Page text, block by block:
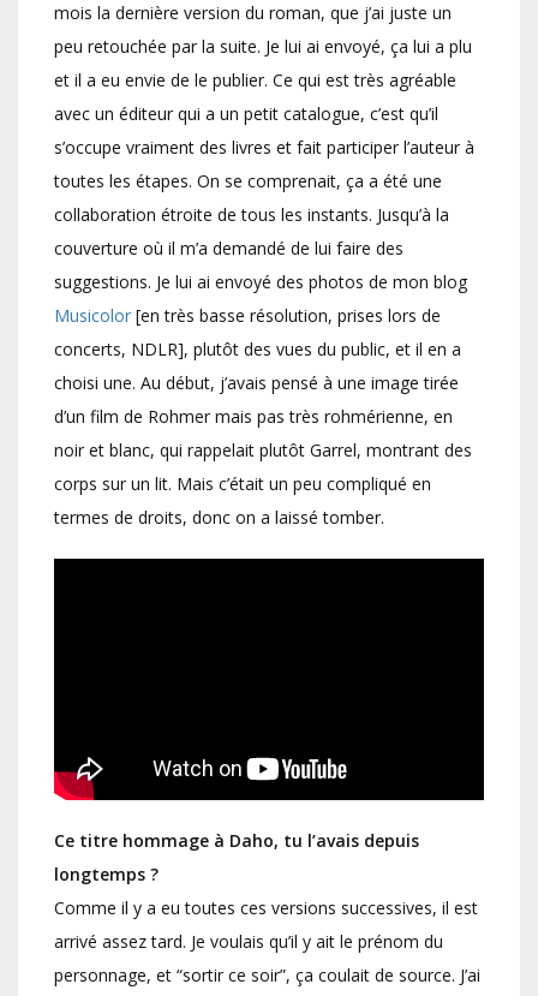
mois la dernière version du roman, que j’ai juste un
peu retouchée par la suite. Je lui ai envoyé, ça lui a plu
et il a eu envie de le publier. Ce qui est très agréable
avec un éditeur qui a un petit catalogue, c’est qu’il
s’occupe vraiment des livres et fait participer l’auteur à
toutes les étapes. On se comprenait, ça a été une
collaboration étroite de tous les instants. Jusqu’à la
couverture où il m’a demandé de lui faire des
suggestions. Je lui ai envoyé des photos de mon blog
Musicolor [en très basse résolution, prises lors de
concerts, NDLR], plutôt des vues du public, et il en a
choisi une. Au début, j’avais pensé à une image tirée
d’un film de Rohmer mais pas très rohmérienne, en
noir et blanc, qui rappelait plutôt Garrel, montrant des
corps sur un lit. Mais c’était un peu compliqué en
termes de droits, donc on a laissé tomber.
Ce titre hommage à Daho, tu l’avais depuis
longtemps ?
Comme il y a eu toutes ces versions successives, il est
arrivé assez tard. Je voulais qu’il y ait le prénom du
personnage, et “sortir ce soir”, ça coulait de source. J’ai